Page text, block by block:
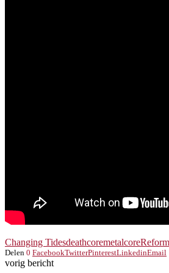
Changing Tidesdeathcoremetalcore
Delen 0 FacebookTwitterPinterestLinkedinEmail
vorig bericht